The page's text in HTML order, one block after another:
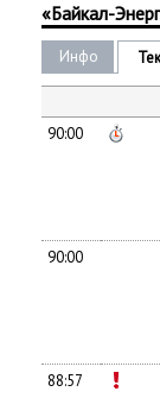
«Байкал-
Инфо
90:00
90:00
88:57